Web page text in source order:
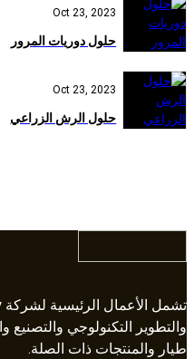
Oct 23, 2023
حلول دوريات المرور
Oct 23, 2023
حلول الرش الزراعي
والتطوير التكنولوجي والتصنيع
طيار والمنتجات ذات الصلة.​​​​​​​